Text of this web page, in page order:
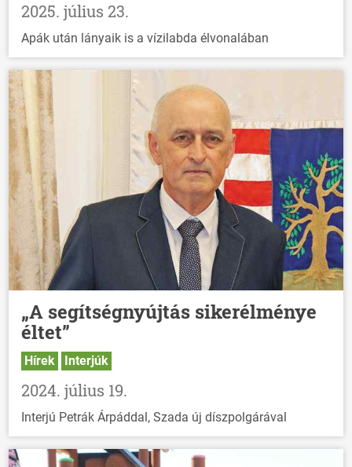
2025. július 23.
Apák után lányaik is a vízilabda élvonalában
„A segítségnyújtás sikerélménye
éltet”
Hírek Interjúk
2024. július 19.
Interjú Petrák Árpáddal, Szada új díszpolgárával